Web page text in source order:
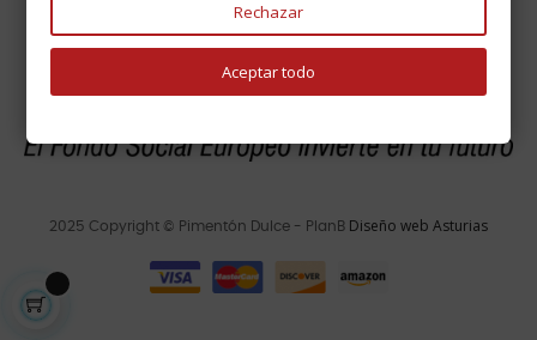
2025 Copyright © Pimentón Dulce - PlanB Diseño web Asturias
Rechazar
Aceptar todo